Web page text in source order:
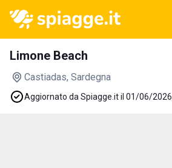
Limone Beach
Castiadas, Sardegna
Aggiornato da Spiagge.it il 01/06/2026